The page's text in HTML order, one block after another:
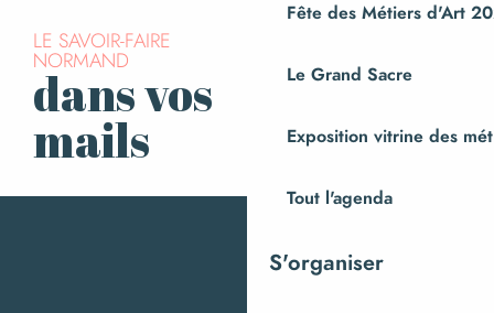
Fête des Métiers d'Art
Le Grand Sacre
Exposition vitrine des
Tout l'agenda
S'organiser
LE SAVOIR-FAIRE
NORMAND
dans vos
mails